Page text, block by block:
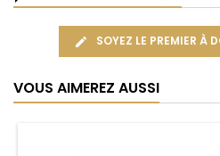
SOYEZ LE PREMIER À
VOUS AIMEREZ AUSSI